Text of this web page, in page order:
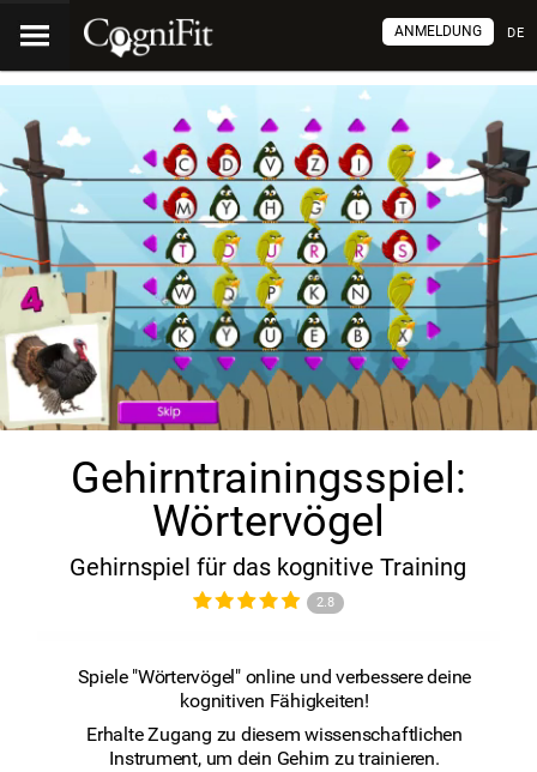
DE
ANMELDUNG
Gehirntrainingsspiel:
Wörtervögel
Gehirnspiel für das kognitive Training
2.8
Spiele "Wörtervögel" online und verbessere deine
kognitiven Fähigkeiten!
Erhalte Zugang zu diesem wissenschaftlichen
Instrument, um dein Gehirn zu trainieren.